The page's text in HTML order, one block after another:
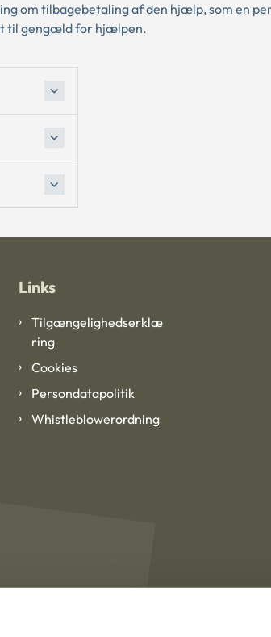
om tilbagebetaling af den hjælp, som en
til gengæld for hjælpen.
Links
Tilgængelighedserklæ
ring
Cookies
Persondatapolitik
Whistleblowerordning